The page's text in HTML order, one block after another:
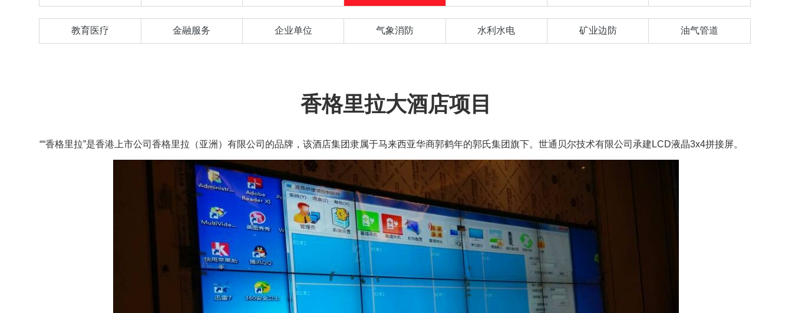
教育医疗 金融服务 企业单位 气象消防 水利水电 矿业边防 油气管道
香格里拉大酒店项目
““香格里拉”是香港上市公司香格里拉（亚洲）有限公司的品牌，该酒店集团隶属于马来西亚华商郭鹤年的郭氏集团旗下。世通贝尔技术有限公司承建LCD液晶3x4拼接屏。